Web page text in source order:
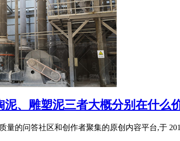
泥、雕塑泥三者大概分别在什么
量的问答社区和创作者聚集的原创内容平台,于